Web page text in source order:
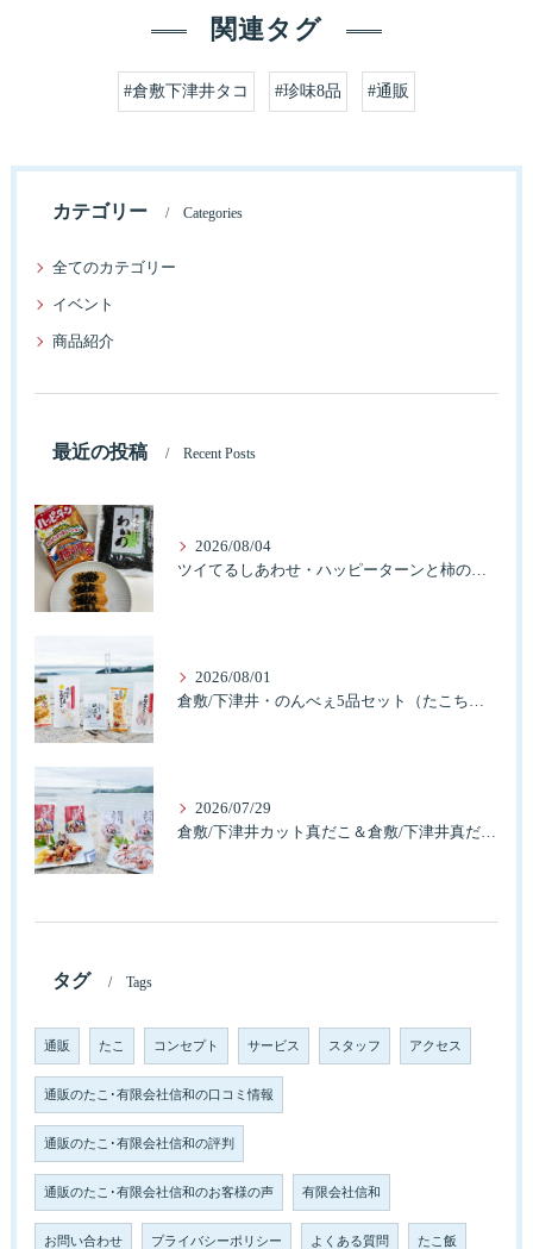
関連タグ
#倉敷下津井タコ #珍味8品 #通販
カテゴリー Categories
全てのカテゴリー
イベント
商品紹介
最近の投稿 Recent Posts
2026/08/04
ツイてるしあわせ・ハッピーターンと柿の種とそふとわかめふりかけとタコふりかけ・ハッピーコラボレーション
2026/08/01
倉敷/下津井・のんべぇ5品セット（たこちく、たこ玉、味付のり、串酢だこ、味付けけやわらか真だこチーズ）3歳のお子様も大好きなんですよ。
2026/07/29
倉敷/下津井カット真だこ＆倉敷/下津井真だこ唐揚げ・セット人気です。
タグ Tags
通販 たこ コンセプト サービス スタッフ アクセス
通販のたこ･有限会社信和の口コミ情報
通販のたこ･有限会社信和の評判
通販のたこ･有限会社信和のお客様の声 有限会社信和
お問い合わせ プライバシーポリシー よくある質問 たこ飯